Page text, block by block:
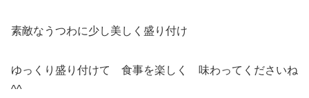
素敵なうつわに少し美しく盛り付け
ゆっくり盛り付けて 食事を楽しく 味わってくださいね
^^